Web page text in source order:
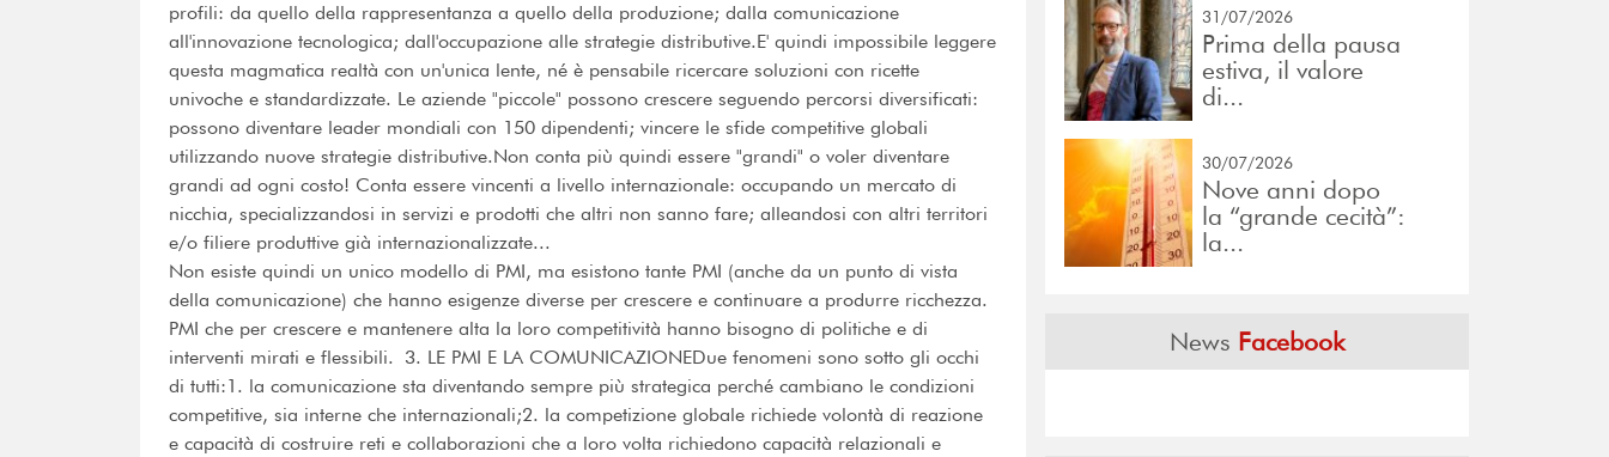
profili: da quello della rappresentanza a quello della produzione; dalla comunicazione
all'innovazione tecnologica; dall'occupazione alle strategie distributive.E' quindi impossibile leggere
questa magmatica realtà con un'unica lente, né è pensabile ricercare soluzioni con ricette
univoche e standardizzate. Le aziende "piccole" possono crescere seguendo percorsi diversificati:
possono diventare leader mondiali con 150 dipendenti; vincere le sfide competitive globali
utilizzando nuove strategie distributive.Non conta più quindi essere "grandi" o voler diventare
grandi ad ogni costo! Conta essere vincenti a livello internazionale: occupando un mercato di
nicchia, specializzandosi in servizi e prodotti che altri non sanno fare; alleandosi con altri territori
e/o filiere produttive già internazionalizzate...
Non esiste quindi un unico modello di PMI, ma esistono tante PMI (anche da un punto di vista
della comunicazione) che hanno esigenze diverse per crescere e continuare a produrre ricchezza.
PMI che per crescere e mantenere alta la loro competitività hanno bisogno di politiche e di
interventi mirati e flessibili. 3. LE PMI E LA COMUNICAZIONEDue fenomeni sono sotto gli occhi
di tutti:1. la comunicazione sta diventando sempre più strategica perché cambiano le condizioni
competitive, sia interne che internazionali;2. la competizione globale richiede volontà di reazione
e capacità di costruire reti e collaborazioni che a loro volta richiedono capacità relazionali e
31/07/2026
Prima della pausa
estiva, il valore
di...
30/07/2026
Nove anni dopo
la “grande cecità”:
la...
News Facebook